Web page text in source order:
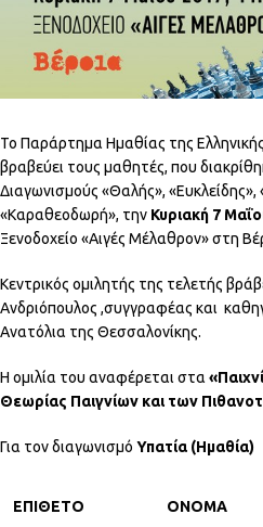
Το Παράρτημα Ημαθίας της
βραβεύει τους μαθητές, που
Διαγωνισμούς «Θαλής», «Ευκλείδης»,
«Καραθεοδωρή», την Κυριακή 7
Ξενοδοχείο «Αιγές Μέλαθρον» στη
Κεντρικός ομιλητής της τελετής
Ανδριόπουλος ,συγγραφέας και
Ανατόλια της Θεσσαλονίκης.
Η ομιλία του αναφέρεται στα
Θεωρίας Παιγνίων και των
Για τον διαγωνισμό Υπατία (Ημαθία)
ΕΠΙΘΕΤΟ ΟΝΟΜΑ